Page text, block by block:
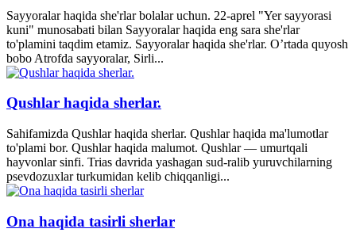
Sayyoralar haqida she'rlar bolalar uchun. 22-aprel "Yer sayyorasi
kuni" munosabati bilan Sayyoralar haqida eng sara she'rlar
to'plamini taqdim etamiz. Sayyoralar haqida she'rlar. O’rtada quyosh
bobo Atrofda sayyoralar, Sirli...
Qushlar haqida sherlar.
Sahifamizda Qushlar haqida sherlar. Qushlar haqida ma'lumotlar
to'plami bor. Qushlar haqida malumot. Qushlar — umurtqali
hayvonlar sinfi. Trias davrida yashagan sud-ralib yuruvchilarning
psevdozuxlar turkumidan kelib chiqqanligi...
Ona haqida tasirli sherlar